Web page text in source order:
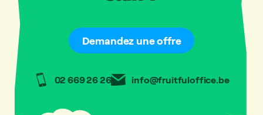
Demandez une offre
02 669 26 26 info@fruitfuloffice.be